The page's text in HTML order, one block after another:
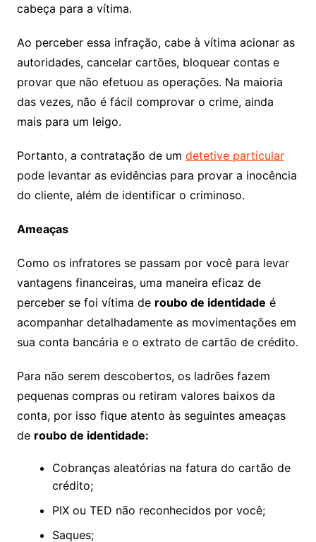
cabeça para a vítima.
Ao perceber essa infração, cabe à vítima acionar as
autoridades, cancelar cartões, bloquear contas e
provar que não efetuou as operações. Na maioria
das vezes, não é fácil comprovar o crime, ainda
mais para um leigo.
Portanto, a contratação de um detetive particular
pode levantar as evidências para provar a inocência
do cliente, além de identificar o criminoso.
Ameaças
Como os infratores se passam por você para levar
vantagens financeiras, uma maneira eficaz de
perceber se foi vítima de roubo de identidade é
acompanhar detalhadamente as movimentações em
sua conta bancária e o extrato de cartão de crédito.
Para não serem descobertos, os ladrões fazem
pequenas compras ou retiram valores baixos da
conta, por isso fique atento às seguintes ameaças
de roubo de identidade:
Cobranças aleatórias na fatura do cartão de
crédito;
PIX ou TED não reconhecidos por você;
Saques;